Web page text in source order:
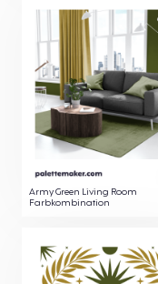
Army Green Living Room
Farbkombination